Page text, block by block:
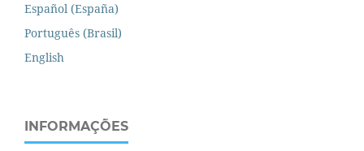
Español (España)
Português (Brasil)
English
INFORMAÇÕES